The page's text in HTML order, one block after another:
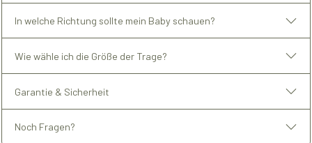
In welche Richtung sollte mein Baby schauen?
Wie wähle ich die Größe der Trage?
Garantie & Sicherheit
Noch Fragen?